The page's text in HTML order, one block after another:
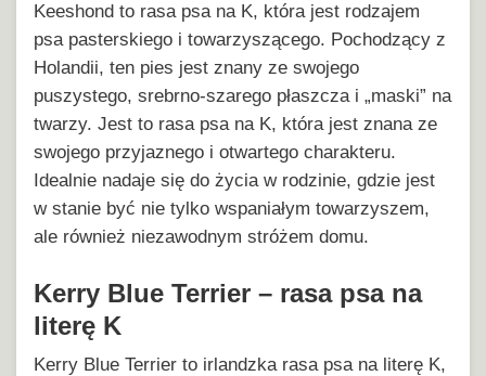
Keeshond to rasa psa na K, która jest rodzajem
psa pasterskiego i towarzyszącego. Pochodzący z
Holandii, ten pies jest znany ze swojego
puszystego, srebrno-szarego płaszcza i „maski” na
twarzy. Jest to rasa psa na K, która jest znana ze
swojego przyjaznego i otwartego charakteru.
Idealnie nadaje się do życia w rodzinie, gdzie jest
w stanie być nie tylko wspaniałym towarzyszem,
ale również niezawodnym stróżem domu.
Kerry Blue Terrier – rasa psa na
literę K
Kerry Blue Terrier to irlandzka rasa psa na literę K,